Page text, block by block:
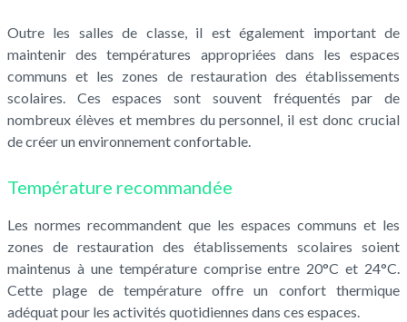
Outre les salles de classe, il est également important de
maintenir des températures appropriées dans les espaces
communs et les zones de restauration des établissements
scolaires. Ces espaces sont souvent fréquentés par de
nombreux élèves et membres du personnel, il est donc crucial
de créer un environnement confortable.
Température recommandée
Les normes recommandent que les espaces communs et les
zones de restauration des établissements scolaires soient
maintenus à une température comprise entre 20°C et 24°C.
Cette plage de température offre un confort thermique
adéquat pour les activités quotidiennes dans ces espaces.